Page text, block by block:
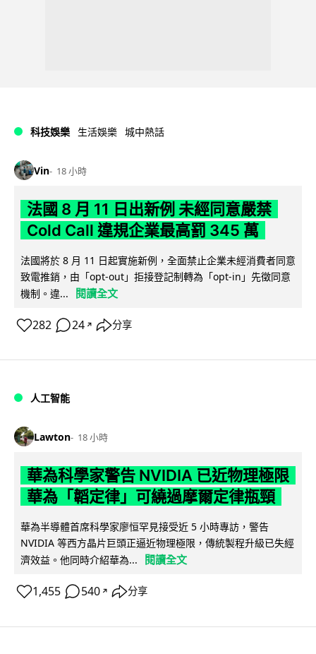
科技娛樂 生活娛樂 城中熱話
Vin 18 小時
法國 8 月 11 日出新例 未經同意嚴禁
Cold Call 違規企業最高罰 345 萬
法國將於 8 月 11 日起實施新例，全面禁止企業未經消費者同意
致電推銷，由「opt-out」拒接登記制轉為「opt-in」先徵同意
機制。違...
閱讀全文
282 24 ↗ 分享
人工智能
Lawton 18 小時
華為科學家警告 NVIDIA 已近物理極限
華為「韜定律」可繞過摩爾定律瓶頸
華為半導體首席科學家廖恒罕見接受近 5 小時專訪，警告
NVIDIA 等西方晶片巨頭正逼近物理極限，傳統製程升級已失經
濟效益。他同時介紹華為...
閱讀全文
1,455 540 ↗ 分享